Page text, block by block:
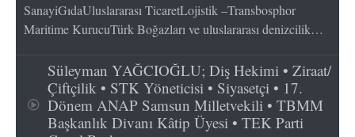
SanayiGıdaUluslararası TicaretLojistik –Transbosphor
Maritime KurucuTürk Boğazları ve uluslararası denizcilik…
Süleyman YAĞCIOĞLU; Diş Hekimi • Ziraat/
Çiftçilik • STK Yöneticisi • Siyasetçi • 17.
Dönem ANAP Samsun Milletvekili • TBMM
Başkanlık Divanı Kâtip Üyesi • TEK Parti